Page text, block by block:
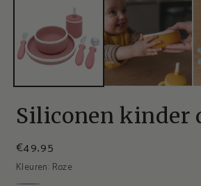
Siliconen kinder
€49,95
Kleuren: Roze